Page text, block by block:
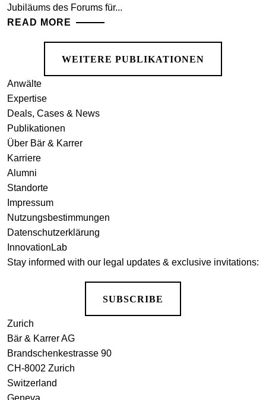
Jubiläums des Forums für...
READ MORE
WEITERE PUBLIKATIONEN
Anwälte
Expertise
Deals, Cases & News
Publikationen
Über Bär & Karrer
Karriere
Alumni
Standorte
Impressum
Nutzungsbestimmungen
Datenschutzerklärung
InnovationLab
Stay informed with our legal updates & exclusive invitations:
SUBSCRIBE
Zurich
Bär & Karrer AG
Brandschenkestrasse 90
CH-8002 Zurich
Switzerland
Geneva